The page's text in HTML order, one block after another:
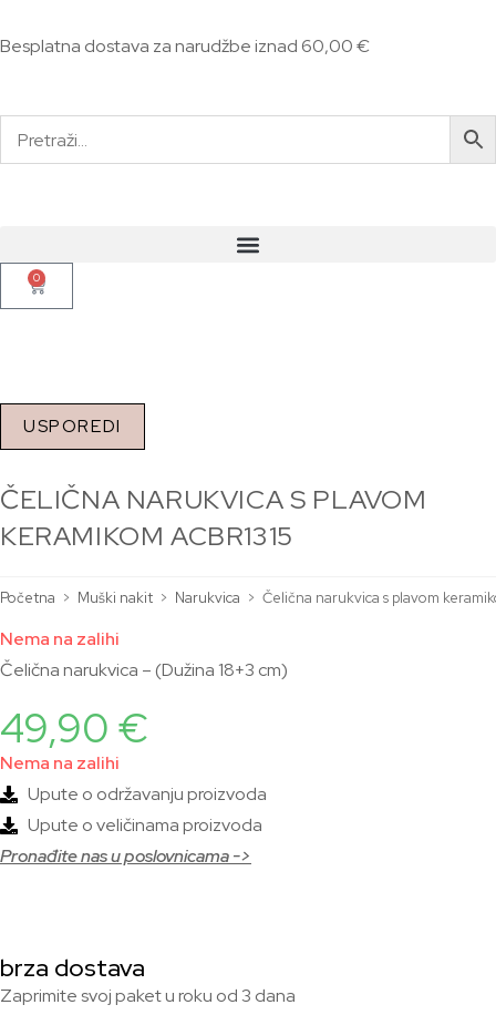
Besplatna dostava za narudžbe iznad 60,00 €
0
USPOREDI
ČELIČNA NARUKVICA S PLAVOM
KERAMIKOM ACBR1315
Početna > Muški nakit > Narukvica > Čelična narukvica s plavom
Nema na zalihi
Čelična narukvica – (Dužina 18+3 cm)
49,90 €
Nema na zalihi
Upute o održavanju proizvoda
Upute o veličinama proizvoda
Pronađite nas u poslovnicama ->
brza dostava
Zaprimite svoj paket u roku od 3 dana